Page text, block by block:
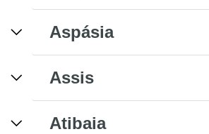
Aspásia
Assis
Atibaia